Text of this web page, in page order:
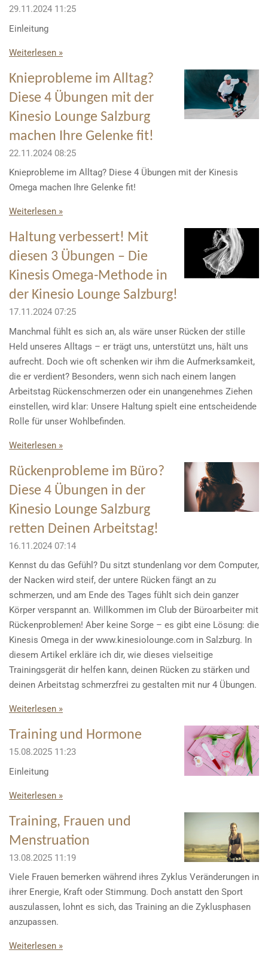
29.11.2024 11:25
Einleitung
Weiterlesen »
Knieprobleme im Alltag?
Diese 4 Übungen mit der
Kinesio Lounge Salzburg
machen Ihre Gelenke fit!
22.11.2024 08:25
Knieprobleme im Alltag? Diese 4 Übungen mit der Kinesis
Omega machen Ihre Gelenke fit!
Weiterlesen »
Haltung verbessert! Mit
diesen 3 Übungen – Die
Kinesis Omega-Methode in
der Kinesio Lounge Salzburg!
17.11.2024 07:25
Manchmal fühlt es sich an, als wäre unser Rücken der stille
Held unseres Alltags – er trägt uns, unterstützt uns, hält uns
aufrecht. Doch wie oft schenken wir ihm die Aufmerksamkeit,
die er verdient? Besonders, wenn sich nach einem langen
Arbeitstag Rückenschmerzen oder ein unangenehmes Ziehen
einstellen, wird klar: Unsere Haltung spielt eine entscheidende
Rolle für unser Wohlbefinden.
Weiterlesen »
Rückenprobleme im Büro?
Diese 4 Übungen in der
Kinesio Lounge Salzburg
retten Deinen Arbeitstag!
16.11.2024 07:14
Kennst du das Gefühl? Du sitzt stundenlang vor dem Computer,
der Nacken wird steif, der untere Rücken fängt an zu
schmerzen, und am Ende des Tages fühlt sich dein ganzer
Körper verspannt an. Willkommen im Club der Büroarbeiter mit
Rückenproblemen! Aber keine Sorge – es gibt eine Lösung: die
Kinesis Omega in der www.kinesiolounge.com in Salzburg. In
diesem Artikel erkläre ich dir, wie dieses vielseitige
Trainingsgerät dir helfen kann, deinen Rücken zu stärken und
deinen Arbeitstag schmerzfrei zu gestalten mit nur 4 Übungen.
Weiterlesen »
Training und Hormone
15.08.2025 11:23
Einleitung
Weiterlesen »
Training, Frauen und
Menstruation
13.08.2025 11:19
Viele Frauen bemerken während ihres Zyklus Veränderungen in
ihrer Energie, Kraft oder Stimmung. Doch anstatt den Sport
auszulassen, lohnt es sich, das Training an die Zyklusphasen
anzupassen.
Weiterlesen »